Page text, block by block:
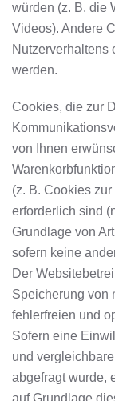
würden (z. B. die
Videos). Andere
Nutzerverhaltens
werden.
Cookies, die zur
von Ihnen
(z. B. Cookies
erforderlich sind
Grundlage von
sofern keine
Der
Speicherung von
fehlerfreien und
Sofern eine
und
abgefragt wurde,
auf Grundlage